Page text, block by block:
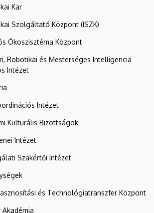
Kar
Szolgáltató Központ (ISZK)
Ökoszisztéma Központ
Robotikai és Mesterséges Intelligencia
Intézet
Intézet
Kulturális Bizottságok
Intézet
Szakértői Intézet
és Technológiatranszfer Központ